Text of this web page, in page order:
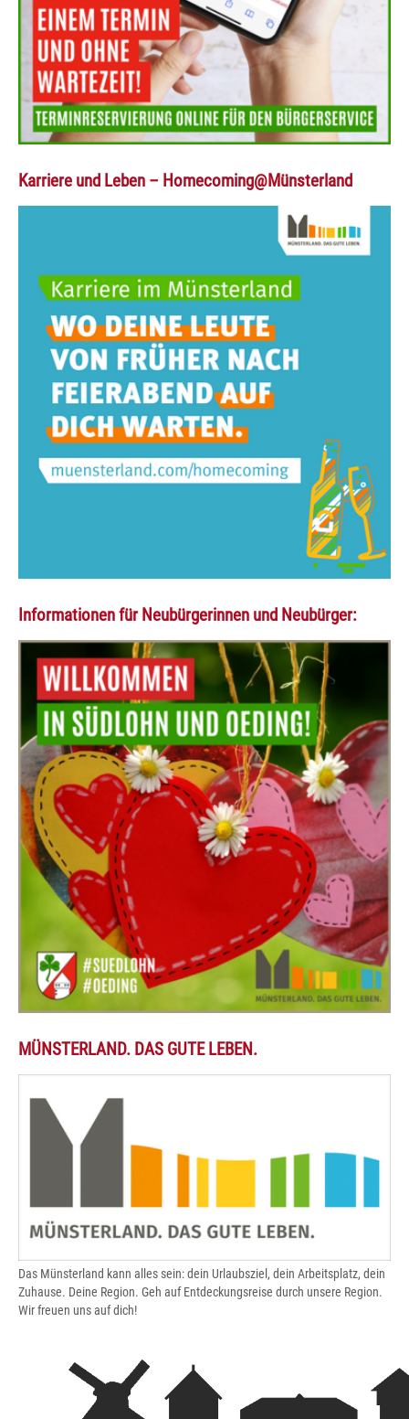
Karriere und Leben – Homecoming@Münsterland
Informationen für Neubürgerinnen und Neubürger:
MÜNSTERLAND. DAS GUTE LEBEN.
Das Münsterland kann alles sein: dein Urlaubsziel, dein Arbeitsplatz, dein
Zuhause. Deine Region. Geh auf Entdeckungsreise durch unsere Region.
Wir freuen uns auf dich!